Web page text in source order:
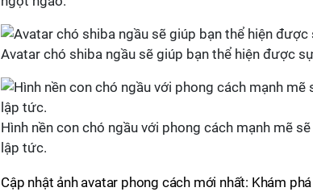
Avatar chó shiba ngầu sẽ giúp bạn thể hiện được
Hình nền con chó ngầu với phong cách mạnh mẽ
lập tức.
Cập nhật ảnh avatar phong cách mới nhất: Khám